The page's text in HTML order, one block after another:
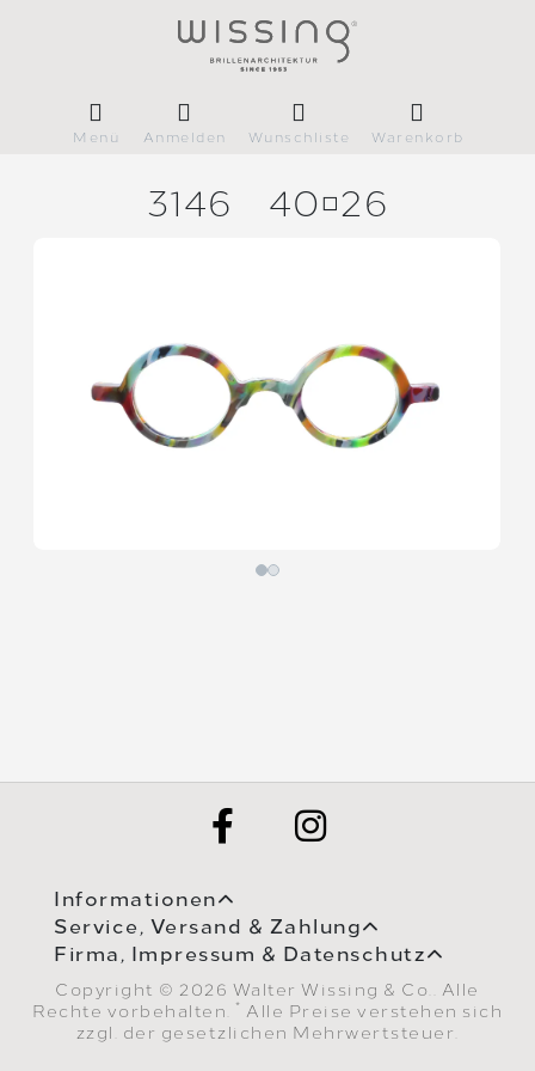
Menü Anmelden Wunschliste Warenkorb
3146 4026
Informationen
Service, Versand & Zahlung
Firma, Impressum & Datenschutz
Copyright © 2026 Walter Wissing & Co.. Alle
Rechte vorbehalten.
* Alle Preise verstehen sich
zzgl. der gesetzlichen Mehrwertsteuer.